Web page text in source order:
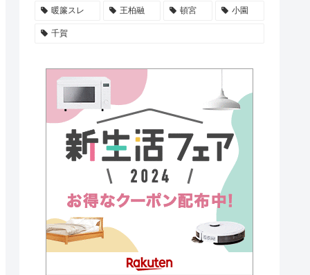
暖簾スレ 王柏融 頓宮 小園
千賀